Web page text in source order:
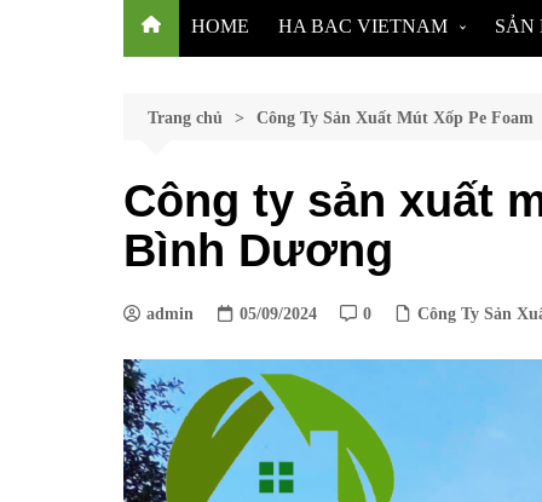
HOME HA BAC VIETNAM
ĐỘI NGŨ CHUYÊN GIA
CHÍNH SÁCH ĐẠI LÝ
TUYỂN DỤNG
SẢN
Trang chủ Công Ty Sản Xuất Mút Xốp Pe Foam
Công ty sản xuất
Bình Dương
admin 05/09/2024 0 Công Ty Sản